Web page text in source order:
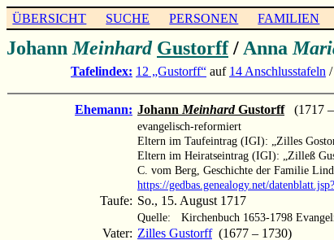
ÜBERSICHT SUCHE PERSONEN FAMILIEN
Johann Meinhard Gustorff / Anna
Tafelindex: 12 „Gustorff“ auf 14 Anschlusstafeln /
Ehemann: Johann MeinhardGustorff(1717 –
evangelisch-reformiert
Eltern im Taufeintrag (IGI): „Zilles
Eltern im Heiratseintrag (IGI): „Zilleß
C. vom Berg, Geschichte der Familie
https://gedbas.genealogy.net/
Taufe: So., 15. August 1717
Quelle: Kirchenbuch 1653-1798
Vater: Zilles Gustorff(1677 – 1730)